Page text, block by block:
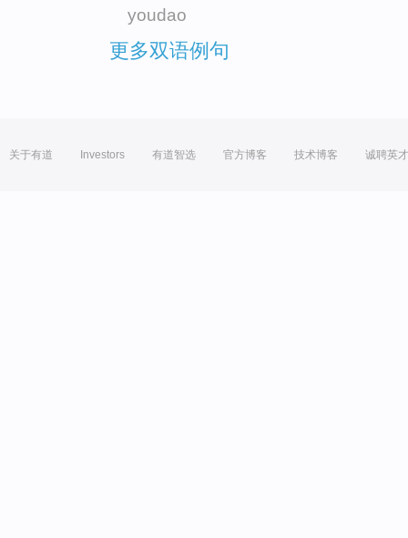
youdao
更多双语例句
关于有道 Investors 有道智选 官方博客 技术博客 诚聘英才